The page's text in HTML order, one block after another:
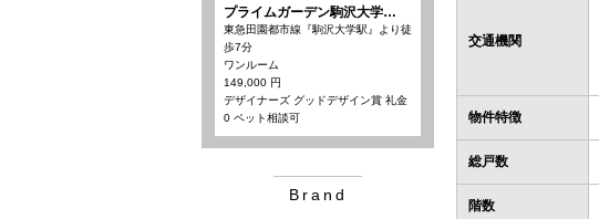
交通機関
物件特徴
総戸数
階数
プライムガーデン駒沢大学…
東急田園都市線『駒沢大学駅』より徒
歩7分
ワンルーム
149,000 円
デザイナーズ グッドデザイン賞 礼金
0 ペット相談可
Brand